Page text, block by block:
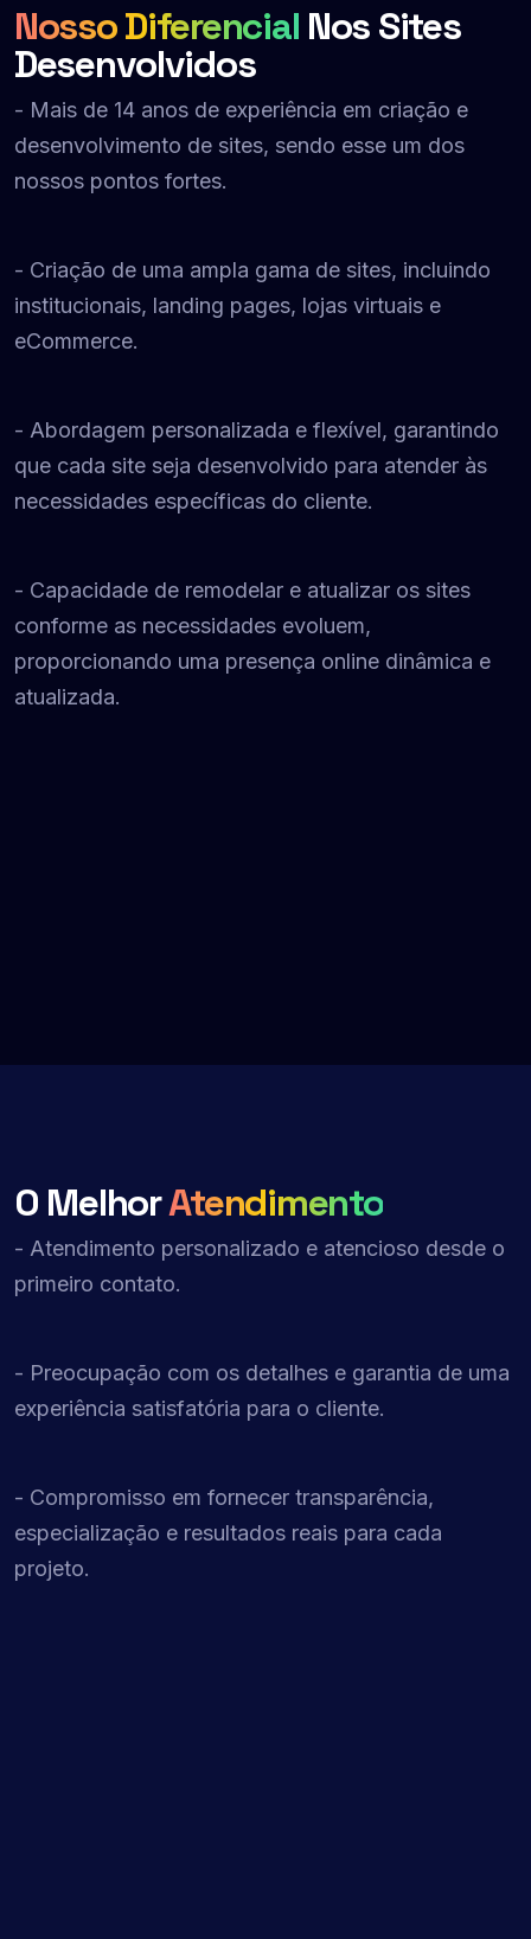
Nosso Diferencial Nos Sites
Desenvolvidos
- Mais de 14 anos de experiência em criação e
desenvolvimento de sites, sendo esse um dos
nossos pontos fortes.
- Criação de uma ampla gama de sites, incluindo
institucionais, landing pages, lojas virtuais e
eCommerce.
- Abordagem personalizada e flexível, garantindo
que cada site seja desenvolvido para atender às
necessidades específicas do cliente.
- Capacidade de remodelar e atualizar os sites
conforme as necessidades evoluem,
proporcionando uma presença online dinâmica e
atualizada.
O MelhorAtendimento
- Atendimento personalizado e atencioso desde o
primeiro contato.
- Preocupação com os detalhes e garantia de uma
experiência satisfatória para o cliente.
- Compromisso em fornecer transparência,
especialização e resultados reais para cada
projeto.